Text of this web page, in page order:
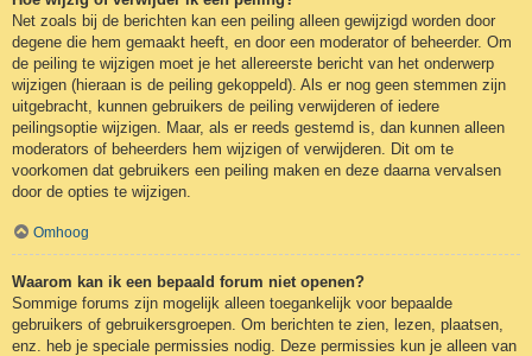
Net zoals bij de berichten kan een peiling alleen gewijzigd worden door
degene die hem gemaakt heeft, en door een moderator of beheerder. Om
de peiling te wijzigen moet je het allereerste bericht van het onderwerp
wijzigen (hieraan is de peiling gekoppeld). Als er nog geen stemmen zijn
uitgebracht, kunnen gebruikers de peiling verwijderen of iedere
peilingsoptie wijzigen. Maar, als er reeds gestemd is, dan kunnen alleen
moderators of beheerders hem wijzigen of verwijderen. Dit om te
voorkomen dat gebruikers een peiling maken en deze daarna vervalsen
door de opties te wijzigen.
Omhoog
Waarom kan ik een bepaald forum niet openen?
Sommige forums zijn mogelijk alleen toegankelijk voor bepaalde
gebruikers of gebruikersgroepen. Om berichten te zien, lezen, plaatsen,
enz. heb je speciale permissies nodig. Deze permissies kun je alleen van